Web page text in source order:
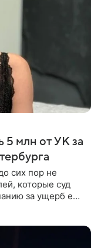
5 млн от УК за
сих пор не
которые суд
за ущерб ее